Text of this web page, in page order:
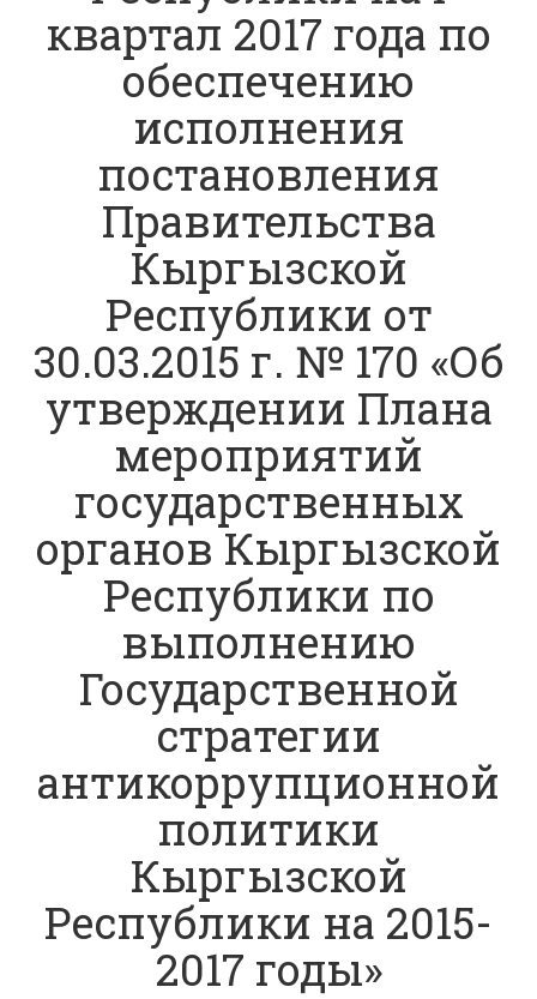
квартал 2017 года по
обеспечению
исполнения
постановления
Правительства
Кыргызской
Республики от
30.03.2015 г. № 170 «Об
утверждении Плана
мероприятий
государственных
органов Кыргызской
Республики по
выполнению
Государственной
стратегии
антикоррупционной
политики
Кыргызской
Республики на 2015-
2017 годы»